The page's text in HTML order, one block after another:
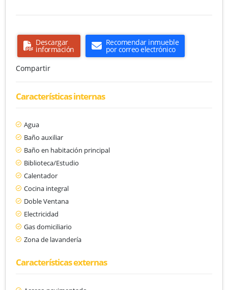
Descargar
información
Recomendar inmueble
por correo electrónico
Compartir
Características internas
Agua
Baño auxiliar
Baño en habitación principal
Biblioteca/Estudio
Calentador
Cocina integral
Doble Ventana
Electricidad
Gas domiciliario
Zona de lavandería
Características externas